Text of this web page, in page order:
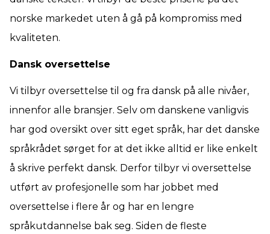
norske markedet uten å gå på kompromiss med
kvaliteten.
Dansk oversettelse
Vi tilbyr oversettelse til og fra dansk på alle nivåer,
innenfor alle bransjer. Selv om danskene vanligvis
har god oversikt over sitt eget språk, har det danske
språkrådet sørget for at det ikke alltid er like enkelt
å skrive perfekt dansk. Derfor tilbyr vi oversettelse
utført av profesjonelle som har jobbet med
oversettelse i flere år og har en lengre
språkutdannelse bak seg. Siden de fleste